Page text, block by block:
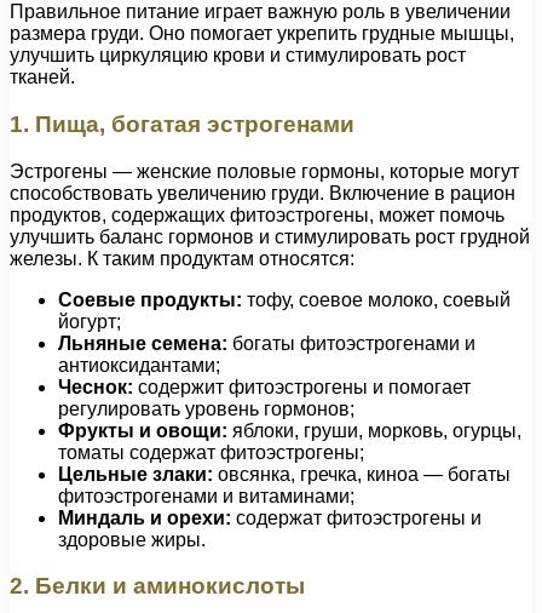
Правильное питание играет важную роль в увеличении
размера груди. Оно помогает укрепить грудные мышцы,
улучшить циркуляцию крови и стимулировать рост
тканей.
1. Пища, богатая эстрогенами
Эстрогены — женские половые гормоны, которые могут
способствовать увеличению груди. Включение в рацион
продуктов, содержащих фитоэстрогены, может помочь
улучшить баланс гормонов и стимулировать рост грудной
железы. К таким продуктам относятся:
Соевые продукты: тофу, соевое молоко, соевый
йогурт;
Льняные семена: богаты фитоэстрогенами и
антиоксидантами;
Чеснок: содержит фитоэстрогены и помогает
регулировать уровень гормонов;
Фрукты и овощи: яблоки, груши, морковь, огурцы,
томаты содержат фитоэстрогены;
Цельные злаки: овсянка, гречка, киноа — богаты
фитоэстрогенами и витаминами;
Миндаль и орехи: содержат фитоэстрогены и
здоровые жиры.
2. Белки и аминокислоты